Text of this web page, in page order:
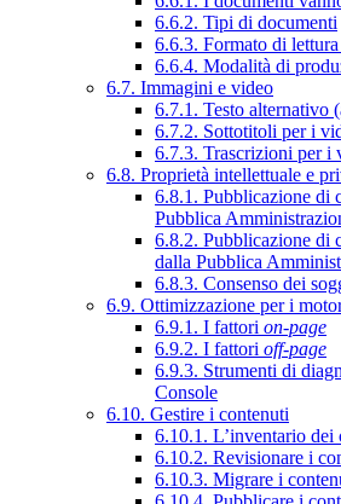
6.6.2. Tipi di documenti
6.6.3. Formato di
6.6.4. Modalità di
6.7. Immagini e video
6.7.1. Testo alternativo
6.7.2. Sottotitoli per i
6.7.3. Trascrizioni per i
6.8. Proprietà intellettuale e
6.8.1. Pubblicazione di
Pubblica
6.8.2. Pubblicazione di
dalla Pubblica
6.8.3. Consenso dei
6.9. Ottimizzazione per i
6.9.1. I fattori on-page
6.9.2. I fattori off-page
6.9.3. Strumenti di
Console
6.10. Gestire i contenuti
6.10.1. L’inventario dei
6.10.2. Revisionare i
6.10.3. Migrare i